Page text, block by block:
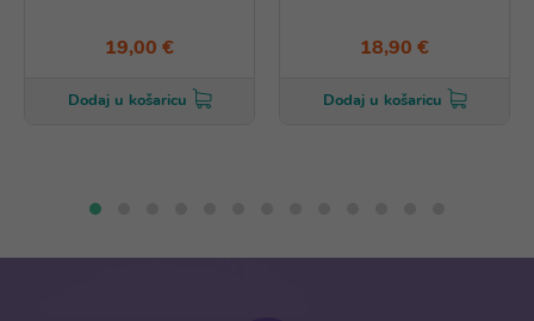
19,00 €
Dodaj u košaricu
18,90 €
Dodaj u košaricu